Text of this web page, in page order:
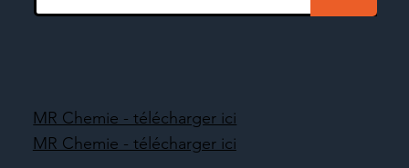
MR Chemie - télécharger ici
MR Chemie - télécharger ici